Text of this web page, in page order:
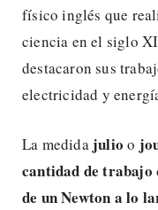
físico inglés que
ciencia en el siglo
destacaron sus
electricidad y
La medida julioo
cantidad de trabajo
de un Newton a lo